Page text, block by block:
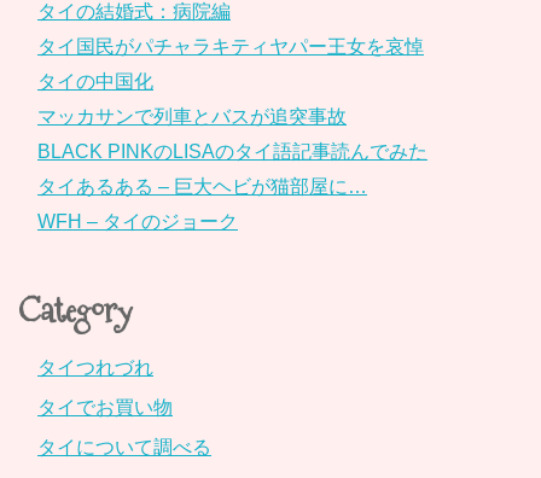
タイの結婚式：病院編
タイ国民がパチャラキティヤパー王女を哀悼
タイの中国化
マッカサンで列車とバスが追突事故
BLACK PINKのLISAのタイ語記事読んでみた
タイあるある – 巨大ヘビが猫部屋に…
WFH – タイのジョーク
Category
タイつれづれ
タイでお買い物
タイについて調べる